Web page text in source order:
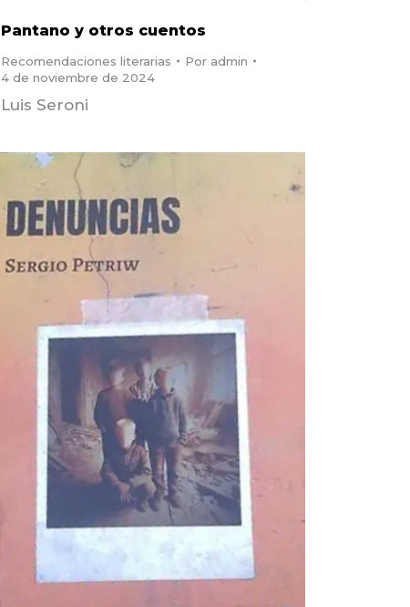
Pantano y otros cuentos
Recomendaciones literarias Por admin
4 de noviembre de 2024
Luis Seroni